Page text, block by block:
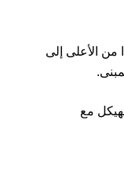
من الأعلى إلى
مع